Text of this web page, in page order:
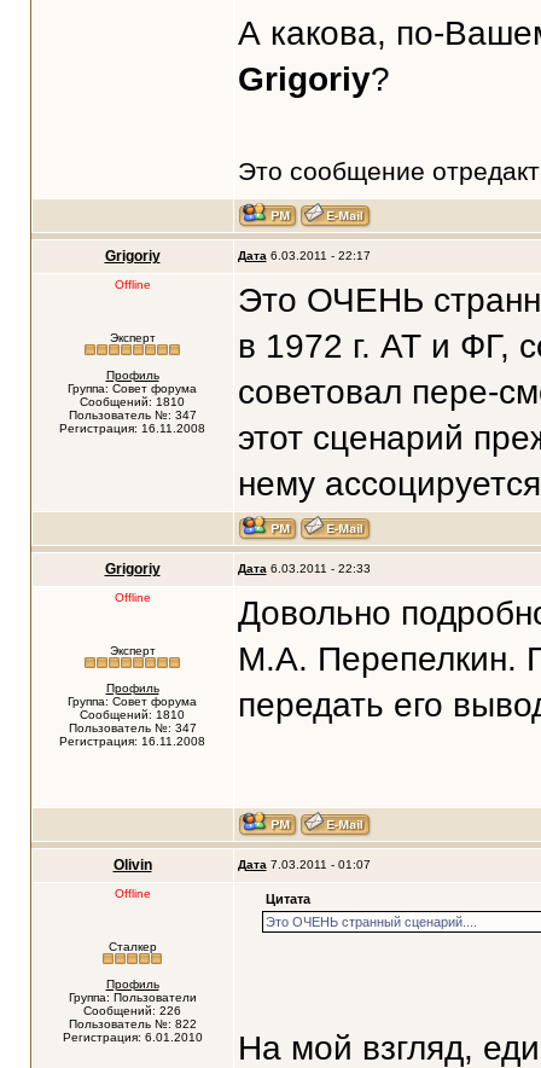
А какова, по-
Grigoriy?
Это сообщение
Grigoriy Дата 6.03.2011 - 22:17
Offline
Эксперт
Профиль
Группа: Совет форума
Сообщений: 1810
Пользователь №: 347
Регистрация: 16.11.2008
Это ОЧЕНЬ
в 1972 г. АТ и ФГ,
советовал пере-
этот сценарий
нему
Grigoriy Дата 6.03.2011 - 22:33
Offline
Эксперт
Профиль
Группа: Совет форума
Сообщений: 1810
Пользователь №: 347
Регистрация: 16.11.2008
Довольно
М.А. Перепелкин.
передать его
Olivin Дата 7.03.2011 - 01:07
Offline
Сталкер
Профиль
Группа: Пользователи
Сообщений: 226
Пользователь №: 822
Регистрация: 6.01.2010
Цитата
Это ОЧЕНЬ странный сценарий....
На мой взгляд,